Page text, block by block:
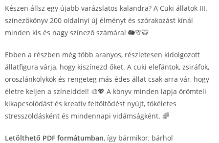
Készen állsz egy újabb varázslatos kalandra? A Cuki állatok III.
színezőkönyv 200 oldalnyi új élményt és szórakozást kínál
minden kis és nagy színező számára! 🐘🦒🐯
Ebben a részben még több aranyos, részletesen kidolgozott
állatfigura várja, hogy kiszínezd őket. A cuki elefántok, zsiráfok,
oroszlánkölykök és rengeteg más édes állat csak arra vár, hogy
életre keljen a színeiddel! 🎨💖 A könyv minden lapja örömteli
kikapcsolódást és kreatív feltöltődést nyújt, tökéletes
stresszoldásként és mindennapi vidámságként. 🌈
Letölthető PDF formátumban, így bármikor, bárhol